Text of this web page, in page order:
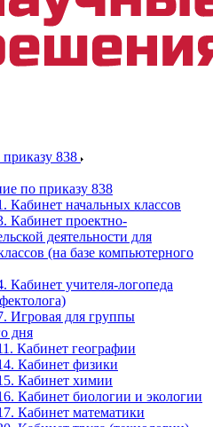
838
по приказу 838
Кабинет начальных классов
Кабинет проектно-
деятельности для
(на базе компьютерного
Кабинет учителя-логопеда
Игровая для группы
дня
Кабинет географии
Кабинет физики
Кабинет химии
Кабинет биологии и экологии
Кабинет математики